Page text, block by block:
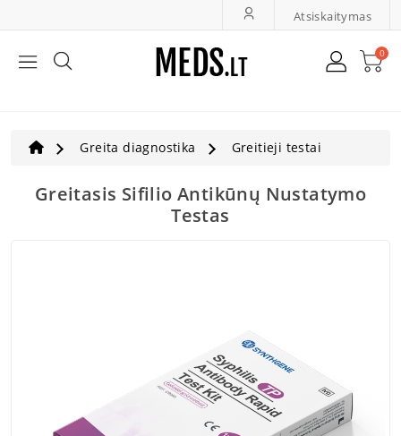
Atsiskaitymas
0
Bendroji Medicina, Slauga
Greita diagnostika Greitieji testai
Greitasis Sifilio Antikūnų Nustatymo
Testas